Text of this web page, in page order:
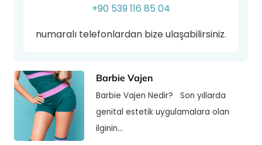
+90 539 116 85 04
numaralı telefonlardan bize ulaşabilirsiniz.
Barbie Vajen
Barbie Vajen Nedir? Son yıllarda
genital estetik uygulamalara olan
ilginin…